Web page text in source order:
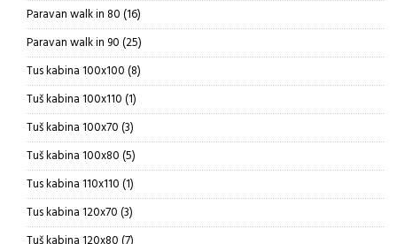
Paravan walk in 80 1616
proizvoda
Paravan walk in 90 2525
proizvoda
Tus kabina 100x100 88
proizvoda
Tuš kabina 100x110 11
proizvod
Tuš kabina 100x70 33
proizvoda
Tuš kabina 100x80 55
proizvoda
Tus kabina 110x110 11
proizvod
Tus kabina 120x70 33
proizvoda
7